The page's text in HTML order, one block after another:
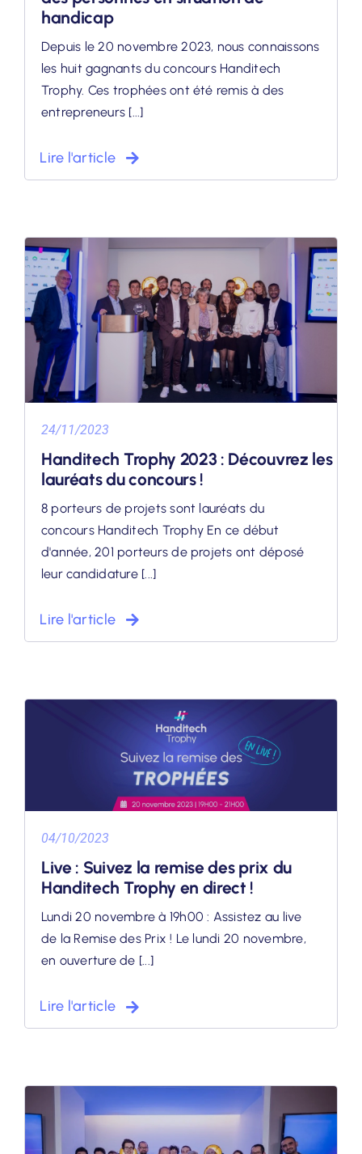
handicap
Depuis le 20 novembre 2023, nous connaissons
les huit gagnants du concours Handitech
Trophy. Ces trophées ont été remis à des
entrepreneurs [...]
Lire l'article
24/11/2023
Handitech Trophy 2023 : Découvrez les
lauréats du concours !
8 porteurs de projets sont lauréats du
concours Handitech Trophy En ce début
d'année, 201 porteurs de projets ont déposé
leur candidature [...]
Lire l'article
04/10/2023
Live : Suivez la remise des prix du
Handitech Trophy en direct !
Lundi 20 novembre à 19h00 : Assistez au live
de la Remise des Prix ! Le lundi 20 novembre,
en ouverture de [...]
Lire l'article